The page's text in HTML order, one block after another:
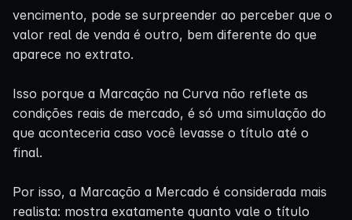
vencimento, pode se surpreender ao perceber que o
valor real de venda é outro, bem diferente do que
aparece no extrato.
Isso porque a Marcação na Curva não reflete as
condições reais de mercado, é só uma simulação do
que aconteceria caso você levasse o título até o
final.
Por isso, a Marcação a Mercado é considerada mais
realista: mostra exatamente quanto vale o título